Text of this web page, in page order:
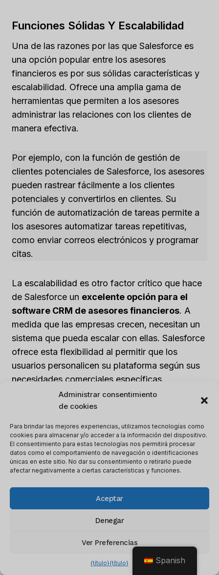
Administrar consentimiento
de cookies
Para brindar las mejores experiencias, utilizamos tecnologías como
cookies para almacenar y/o acceder a la información del dispositivo.
El consentimiento para estas tecnologías nos permitirá procesar
datos como el comportamiento de navegación o identificaciones
únicas en este sitio. No dar su consentimiento o retirarlo puede
afectar negativamente a ciertas características y funciones.
Aceptar
Denegar
Ver Preferencias
{título}{título}
Funciones Sólidas Y Escalabilidad
Una de las razones por las que Salesforce es
una opción popular entre los asesores
financieros es por sus sólidas características y
escalabilidad. Ofrece una amplia gama de
herramientas que permiten a los asesores
administrar las relaciones con los clientes de
manera efectiva.
Por ejemplo, con la función de gestión de
clientes potenciales de Salesforce, los asesores
pueden rastrear fácilmente a los clientes
potenciales y convertirlos en clientes. Su
función de automatización de tareas permite a
los asesores automatizar tareas repetitivas,
como enviar correos electrónicos y programar
citas.
La escalabilidad es otro factor crítico que hace
de Salesforce un excelente opción para el
software CRM de asesores financieros. A
medida que las empresas crecen, necesitan un
sistema que pueda escalar con ellas. Salesforce
ofrece esta flexibilidad al permitir que los
usuarios personalicen su plataforma según sus
necesidades comerciales específicas.
Capacidades De Integración
Otra ventaja significativa de usar Salesforce
como suSoftware CRM para asesores
financieroses su capacidad de integración con
otras herramientas.
Por ejemplo, se integra a la perfección con
por correo electrónico desde la plataforma.
Spanish